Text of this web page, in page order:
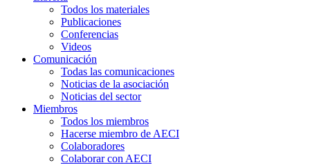
Todos los materiales
Publicaciones
Conferencias
Videos
Comunicación
Todas las comunicaciones
Noticias de la asociación
Noticias del sector
Miembros
Todos los miembros
Hacerse miembro de AECI
Colaboradores
Colaborar con AECI